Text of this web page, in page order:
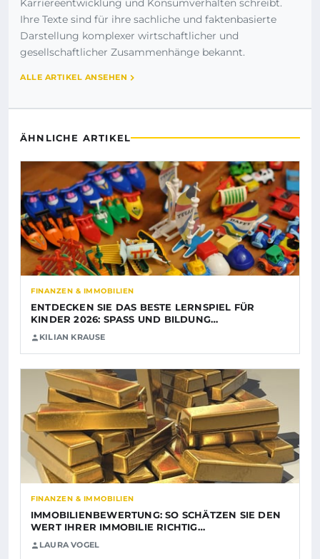
Karriereentwicklung und Konsumverhalten schreibt.
Ihre Texte sind für ihre sachliche und faktenbasierte
Darstellung komplexer wirtschaftlicher und
gesellschaftlicher Zusammenhänge bekannt.
ALLE ARTIKEL ANSEHEN
ÄHNLICHE ARTIKEL
FINANZEN & IMMOBILIEN
ENTDECKEN SIE DAS BESTE LERNSPIEL FÜR
KINDER 2026: SPASS UND BILDUNG…
KILIAN KRAUSE
FINANZEN & IMMOBILIEN
IMMOBILIENBEWERTUNG: SO SCHÄTZEN SIE DEN
WERT IHRER IMMOBILIE RICHTIG…
LAURA VOGEL